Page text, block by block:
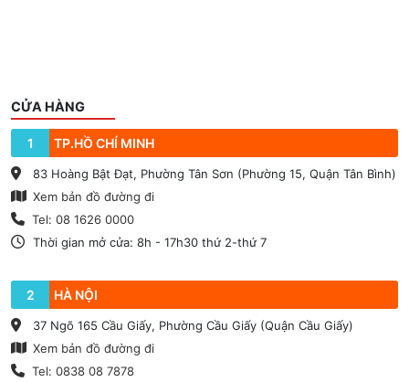
CỬA HÀNG
1 TP.HỒ CHÍ MINH
83 Hoàng Bật Đạt, Phường Tân Sơn (Phường 15, Quận Tân Bình)
Xem bản đồ đường đi
Tel: 08 1626 0000
Thời gian mở cửa: 8h - 17h30 thứ 2-thứ 7
2 HÀ NỘI
37 Ngõ 165 Cầu Giấy, Phường Cầu Giấy (Quận Cầu Giấy)
Xem bản đồ đường đi
Tel: 0838 08 7878